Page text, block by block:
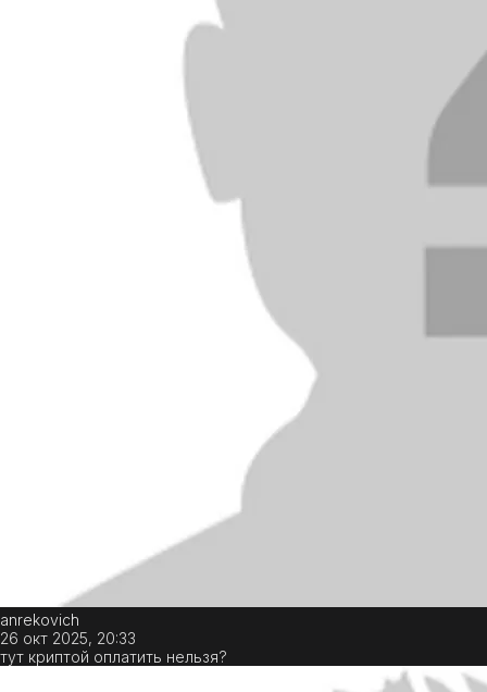
anrekovich
26 окт 2025, 20:33
тут криптой оплатить нельзя?